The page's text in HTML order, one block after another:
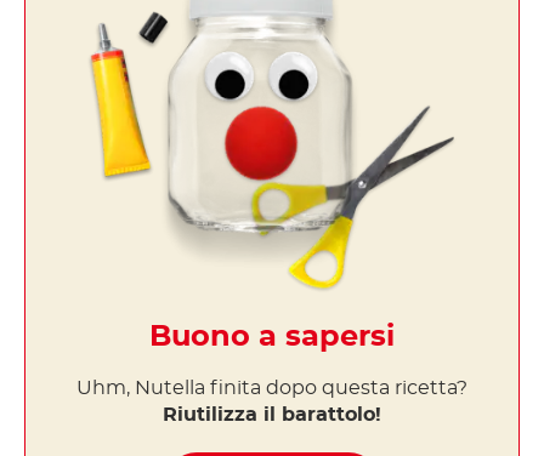
Buono a sapersi
Uhm, Nutella finita dopo questa ricetta?
Riutilizza il barattolo!